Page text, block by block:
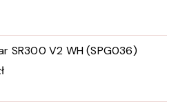
SR300 V2 WH (SPG036)